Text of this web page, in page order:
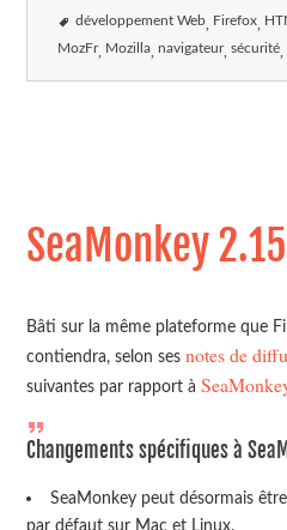
développement Web Firefox
MozFr Mozilla navigateur sécurité
SeaMonkey
Bâti sur la même plateforme que
contiendra, selon sesnotes de
suivantes par rapport à
Changements spécifiques à
SeaMonkey peut désormais
par défaut sur Mac et Linux.